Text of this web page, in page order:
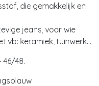
die gemakkelijk en
jeans, voor wie
vb: keramiek, tuinwerk...
46/48.